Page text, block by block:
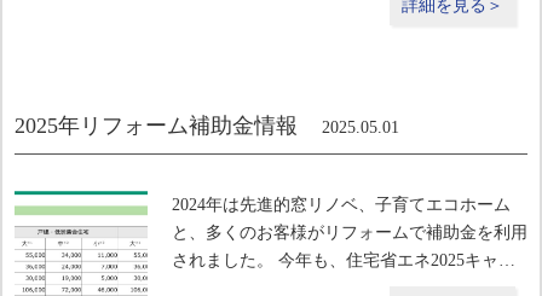
詳細を見る＞
2025年リフォーム補助金情報 2025.05.01
2024年は先進的窓リノベ、子育てエコホーム
と、多くのお客様がリフォームで補助金を利用
されました。 今年も、住宅省エネ2025キャン